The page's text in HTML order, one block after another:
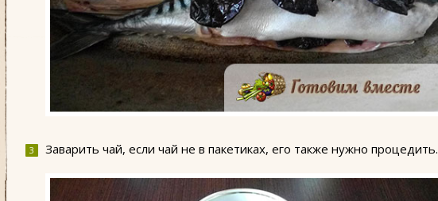
Заварить чай, если чай не в пакетиках, его также нужно процедить.